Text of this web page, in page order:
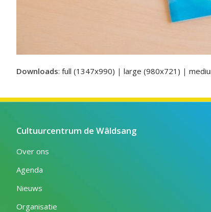
Downloads: full (1347x990) | large (980x721) |
Cultuurcentrum de Wâldsang
Over ons
Agenda
Nieuws
Organisatie